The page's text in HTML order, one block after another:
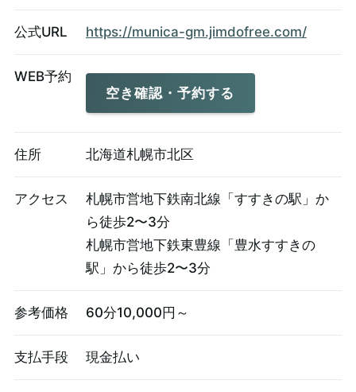
公式URL https://munica-gm.jimdofree.com/
WEB予約
空き確認・予約する
住所 北海道札幌市北区
アクセス
札幌市営地下鉄南北線「すすきの駅」か
ら徒歩2〜3分
札幌市営地下鉄東豊線「豊水すすきの
駅」から徒歩2〜3分
参考価格 60分10,000円～
支払手段 現金払い